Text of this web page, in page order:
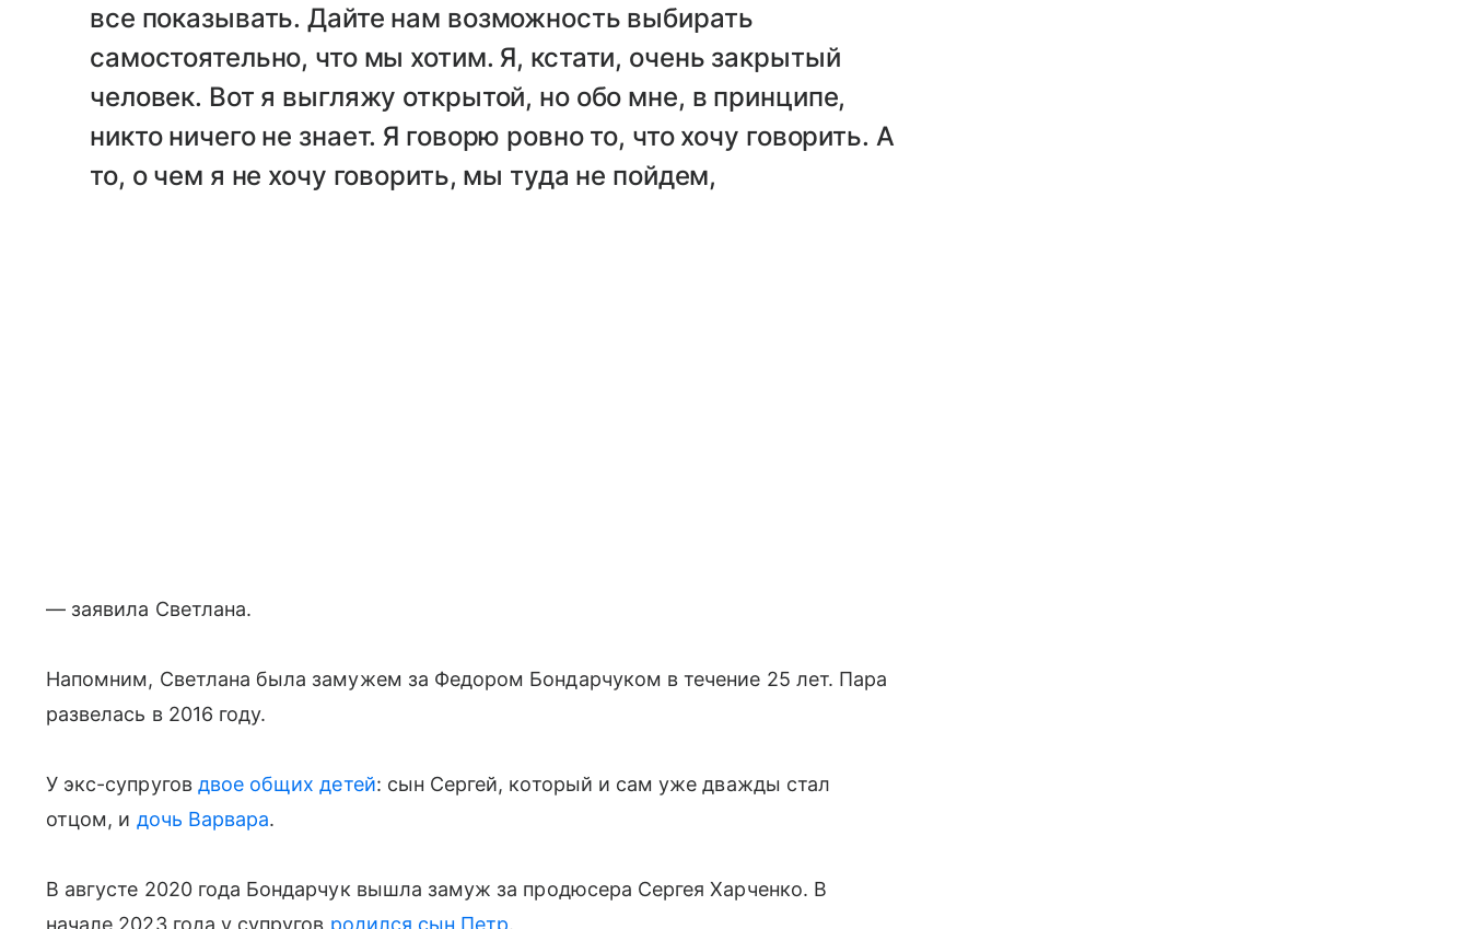
все показывать. Дайте нам возможность выбирать
самостоятельно, что мы хотим. Я, кстати, очень закрытый
человек. Вот я выгляжу открытой, но обо мне, в принципе,
никто ничего не знает. Я говорю ровно то, что хочу говорить. А
то, о чем я не хочу говорить, мы туда не пойдем,
— заявила Светлана.
Напомним, Светлана была замужем за Федором Бондарчуком в течение 25 лет. Пара
развелась в 2016 году.
У экс-супругов двое общих детей: сын Сергей, который и сам уже дважды стал
отцом, и дочь Варвара.
В августе 2020 года Бондарчук вышла замуж за продюсера Сергея Харченко. В
начале 2023 года у супругов родился сын Петр.